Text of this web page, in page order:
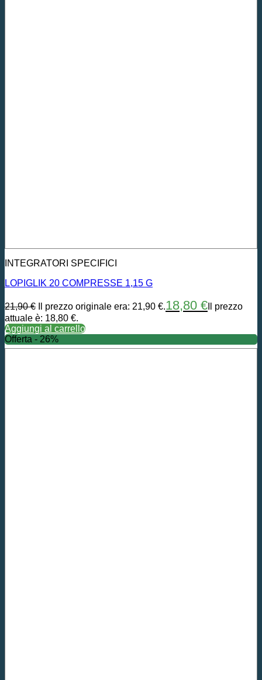
INTEGRATORI SPECIFICI
LOPIGLIK 20 COMPRESSE 1,15 G
21,90€ Il prezzo originale era: 21,90 €.18,80 € Il prezzo
attuale è: 18,80 €.
Aggiungi al carrello
Offerta - 26%